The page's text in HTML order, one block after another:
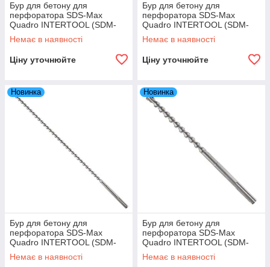
Бур для бетону для
перфоратора SDS-Max
Quadro INTERTOOL (SDM-
1840) 18×400 мм
Немає в наявності
Ціну уточнюйте
Бур для бетону для
перфоратора SDS-Max
Quadro INTERTOOL (SDM-
1860) 18×600 мм
Немає в наявності
Ціну уточнюйте
Новинка
Бур для бетону для
перфоратора SDS-Max
Quadro INTERTOOL (SDM-
1880) 18×800 мм
Немає в наявності
Новинка
Бур для бетону для
перфоратора SDS-Max
Quadro INTERTOOL (SDM-
2040) 20×400 мм
Немає в наявності